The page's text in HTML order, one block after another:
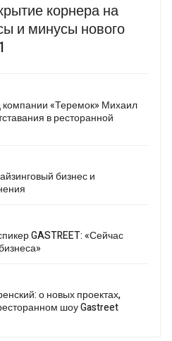
корнера на
и минусы нового
«Теремок» Михаил
в ресторанной
бизнес и
GASTREET: «Сейчас
о новых проектах,
шоу Gastreet